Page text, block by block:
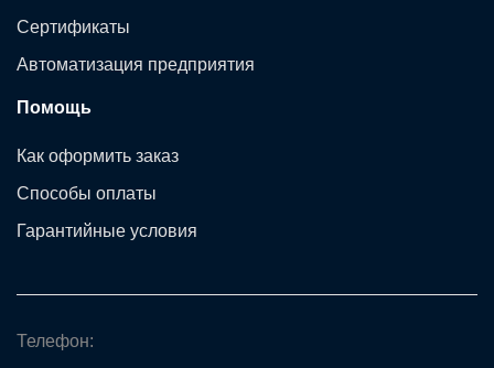
Сертификаты
Автоматизация предприятия
Помощь
Как оформить заказ
Способы оплаты
Гарантийные условия
Телефон: